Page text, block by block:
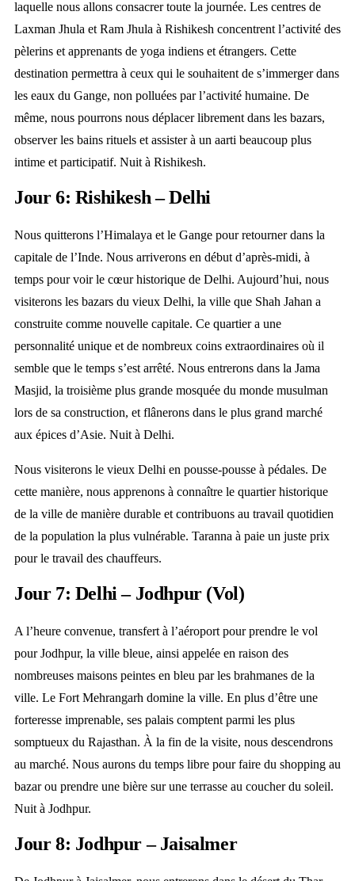
laquelle nous allons consacrer toute la journée. Les centres de
Laxman Jhula et Ram Jhula à Rishikesh concentrent l’activité des
pèlerins et apprenants de yoga indiens et étrangers. Cette
destination permettra à ceux qui le souhaitent de s’immerger dans
les eaux du Gange, non polluées par l’activité humaine. De
même, nous pourrons nous déplacer librement dans les bazars,
observer les bains rituels et assister à un aarti beaucoup plus
intime et participatif. Nuit à Rishikesh.
Jour 6: Rishikesh – Delhi
Nous quitterons l’Himalaya et le Gange pour retourner dans la
capitale de l’Inde. Nous arriverons en début d’après-midi, à
temps pour voir le cœur historique de Delhi. Aujourd’hui, nous
visiterons les bazars du vieux Delhi, la ville que Shah Jahan a
construite comme nouvelle capitale. Ce quartier a une
personnalité unique et de nombreux coins extraordinaires où il
semble que le temps s’est arrêté. Nous entrerons dans la Jama
Masjid, la troisième plus grande mosquée du monde musulman
lors de sa construction, et flânerons dans le plus grand marché
aux épices d’Asie. Nuit à Delhi.
Nous visiterons le vieux Delhi en pousse-pousse à pédales. De
cette manière, nous apprenons à connaître le quartier historique
de la ville de manière durable et contribuons au travail quotidien
de la population la plus vulnérable. Taranna à paie un juste prix
pour le travail des chauffeurs.
Jour 7: Delhi – Jodhpur (Vol)
A l’heure convenue, transfert à l’aéroport pour prendre le vol
pour Jodhpur, la ville bleue, ainsi appelée en raison des
nombreuses maisons peintes en bleu par les brahmanes de la
ville. Le Fort Mehrangarh domine la ville. En plus d’être une
forteresse imprenable, ses palais comptent parmi les plus
somptueux du Rajasthan. À la fin de la visite, nous descendrons
au marché. Nous aurons du temps libre pour faire du shopping au
bazar ou prendre une bière sur une terrasse au coucher du soleil.
Nuit à Jodhpur.
Jour 8: Jodhpur – Jaisalmer